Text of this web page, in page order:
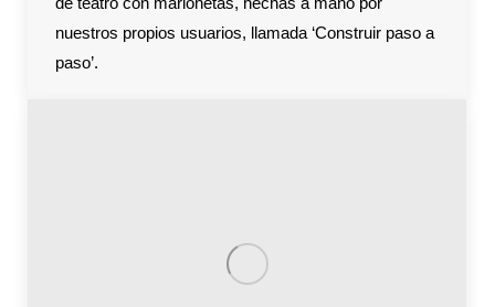
nuestros propios usuarios, llamada ‘Construir paso a
paso’.